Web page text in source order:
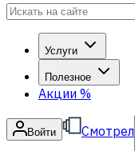
Услуги
Полезное
Акции %
Войти Смотрел